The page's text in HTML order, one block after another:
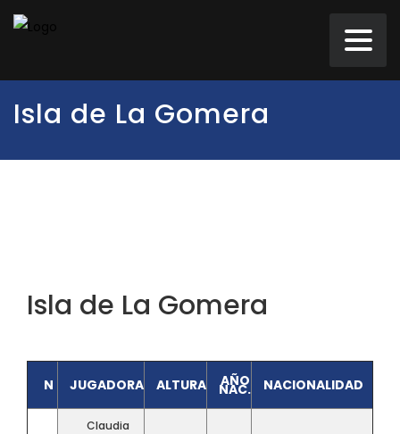
Isla de La Gomera
Isla de La Gomera
N JUGADORA ALTURA AÑO
NAC. NACIONALIDAD
Claudia